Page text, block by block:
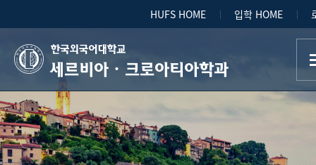
HUFS HOME 입학 HOME
세르비아ㆍ크로아티아학과